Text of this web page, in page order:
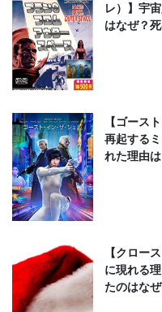
レ）】宇
はなぜ？
【ゴース
再起する
れた理由
【クロー
に現れる
たのはな